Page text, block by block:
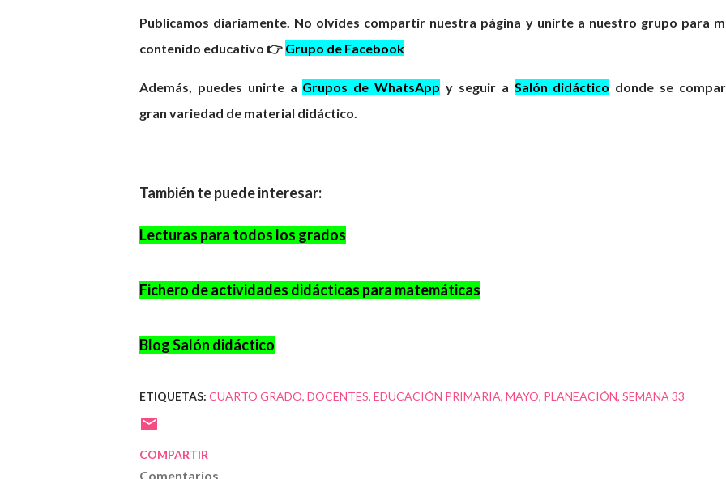
Publicamos diariamente. No olvides compartir nuestra página y unirte a nuestro grupo para
contenido educativo 👉 Grupo de Facebook
Además, puedes unirte a Grupos de WhatsApp y seguir a Salón didáctico donde se
gran variedad de material didáctico.
También te puede interesar:
Lecturas para todos los grados
Fichero de actividades didácticas para matemáticas
Blog Salón didáctico
ETIQUETAS: CUARTO GRADO DOCENTES EDUCACIÓN PRIMARIA MAYO PLANEACIÓN SEMANA 33
COMPARTIR
Comentarios